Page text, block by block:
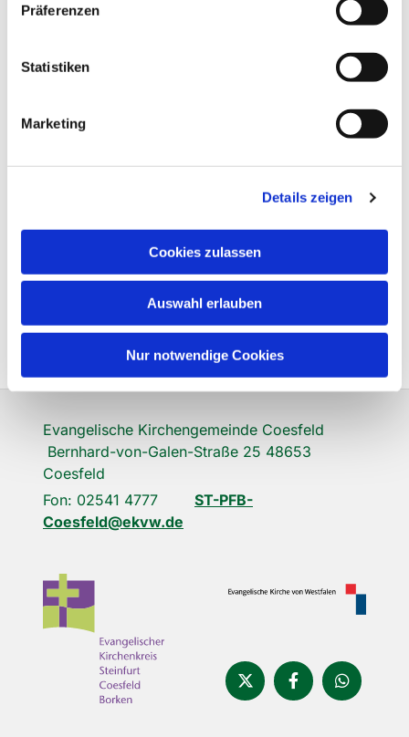
Präferenzen
Statistiken
Marketing
Details zeigen
Cookies zulassen
Auswahl erlauben
Nur notwendige Cookies
Evangelische Kirchengemeinde Coesfeld
Bernhard-von-Galen-Straße 25 48653
Coesfeld
Fon: 02541 4777 ST-PFB-
Coesfeld@ekvw.de